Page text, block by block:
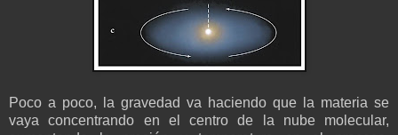
Poco a poco, la gravedad va haciendo que la materia se
vaya concentrando en el centro de la nube molecular,